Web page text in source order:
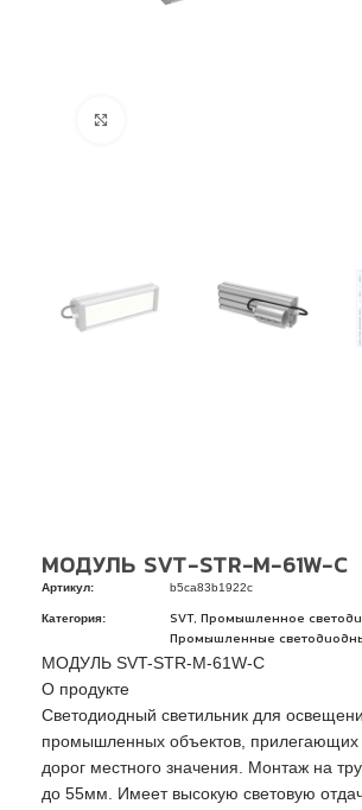
МОДУЛЬ SVT-STR-M-61W-C
Артикул: b5ca83b1922c
Категория: SVT, Промышленное
Промышленные
МОДУЛЬ SVT-STR-M-61W-C
О продукте
Светодиодный светильник для
промышленных объектов, прилегающих
дорог местного значения. Монтаж на
до 55мм. Имеет высокую световую